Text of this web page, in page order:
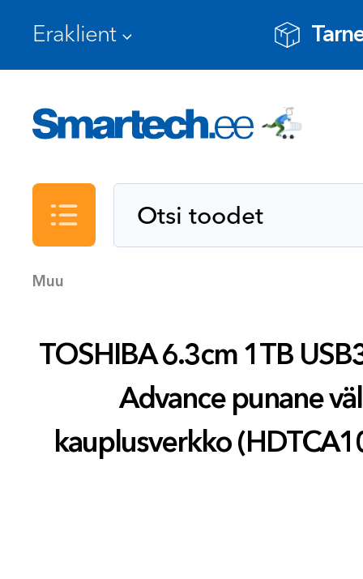
Kataloog
Muu
TOSHIBA 6.3cm 1TB
Advance punane
kauplusverkko